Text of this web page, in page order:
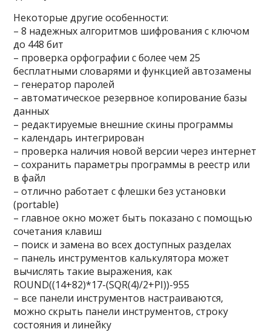
Некоторые другие особенности:
– 8 надежных алгоритмов шифрования с ключом
до 448 бит
– проверка орфографии с более чем 25
бесплатными словарями и функцией автозамены
– генератор паролей
– автоматическое резервное копирование базы
данных
– редактируемые внешние скины программы
– календарь интегрирован
– проверка наличия новой версии через интернет
– сохранить параметры программы в реестр или
в файл
– отлично работает с флешки без установки
(portable)
– главное окно может быть показано с помощью
сочетания клавиш
– поиск и замена во всех доступных разделах
– панель инструментов калькулятора может
вычислять такие выражения, как
ROUND((14+82)*17-(SQR(4)/2+PI))-955
– все панели инструментов настраиваются,
можно скрыть панели инструментов, строку
состояния и линейку